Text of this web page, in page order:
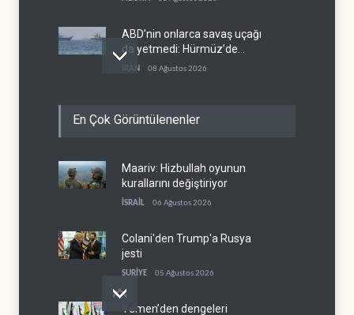
ABD’nin onlarca savaş uçağı
da yetmedi: Hürmüz’de
gemi vuruldu
İRAN 08 Ağustos 2026
'Arap projesi' uyarısı
Mossad’ın İran'a karşı Kürt
planı neden çöktü?
08 Ağustos 2026
En Çok Görüntülenenler
Maariv: Hizbullah oyunun
kurallarını değiştiriyor
İSRAİL 06 Ağustos 2026
Colani'den Trump'a Rusya
jesti
SURİYE 05 Ağustos 2026
Yemen’den dengeleri